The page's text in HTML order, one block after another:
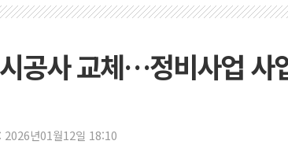
[AI MY 뉴스] 뉴욕 반도체주 프리뷰...
[종합] 美 7월 고용 2만3000명 감소 '
[사진] 이슬람 수니파 3개국, 공동방위
뉴욕증시 개장 전 특징주...아틀라시
공사 교체…정비사업 사
2026년01월12일 18:10